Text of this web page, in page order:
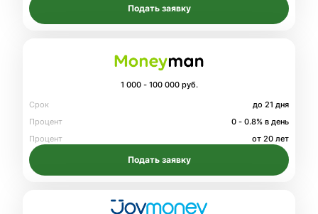
Подать заявку
1 000 - 100 000 руб.
Срок
до 21 дня
Процент
0 - 0.8% в день
Процент
от 20 лет
Подать заявку